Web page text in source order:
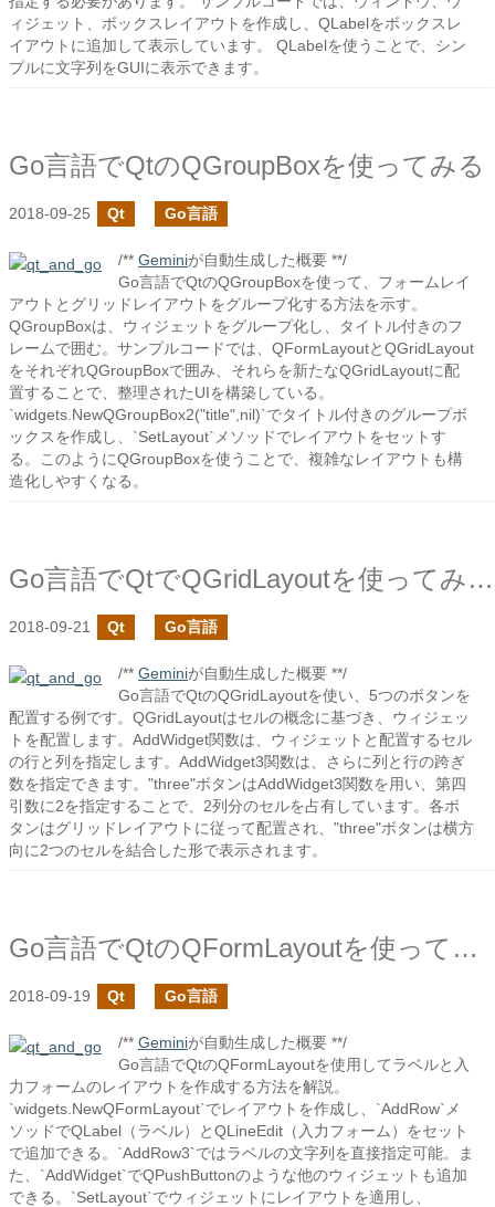
ィジェット、ボックスレイアウトを作成し、QLabelをボックスレ
イアウトに追加して表示しています。 QLabelを使うことで、シン
プルに文字列をGUIに表示できます。
Go言語でQtのQGroupBoxを使ってみる
2018-09-25 Qt Go言語
/** Geminiが自動生成した概要 **/
Go言語でQtのQGroupBoxを使って、フォームレイ
アウトとグリッドレイアウトをグループ化する方法を示す。
QGroupBoxは、ウィジェットをグループ化し、タイトル付きのフ
レームで囲む。サンプルコードでは、QFormLayoutとQGridLayout
をそれぞれQGroupBoxで囲み、それらを新たなQGridLayoutに配
置することで、整理されたUIを構築している。
`widgets.NewQGroupBox2("title",nil)`でタイトル付きのグループボ
ックスを作成し、`SetLayout`メソッドでレイアウトをセットす
る。このようにQGroupBoxを使うことで、複雑なレイアウトも構
造化しやすくなる。
Go言語でQtでQGridLayoutを使ってみる
2018-09-21 Qt Go言語
/** Geminiが自動生成した概要 **/
Go言語でQtのQGridLayoutを使い、5つのボタンを
配置する例です。QGridLayoutはセルの概念に基づき、ウィジェッ
トを配置します。AddWidget関数は、ウィジェットと配置するセル
の行と列を指定します。AddWidget3関数は、さらに列と行の跨ぎ
数を指定できます。"three"ボタンはAddWidget3関数を用い、第四
引数に2を指定することで、2列分のセルを占有しています。各ボ
タンはグリッドレイアウトに従って配置され、"three"ボタンは横方
向に2つのセルを結合した形で表示されます。
Go言語でQtのQFormLayoutを使ってみる
2018-09-19 Qt Go言語
/** Geminiが自動生成した概要 **/
Go言語でQtのQFormLayoutを使用してラベルと入
力フォームのレイアウトを作成する方法を解説。
`widgets.NewQFormLayout`でレイアウトを作成し、`AddRow`メ
ソッドでQLabel（ラベル）とQLineEdit（入力フォーム）をセット
で追加できる。`AddRow3`ではラベルの文字列を直接指定可能。ま
た、`AddWidget`でQPushButtonのような他のウィジェットも追加
できる。`SetLayout`でウィジェットにレイアウトを適用し、